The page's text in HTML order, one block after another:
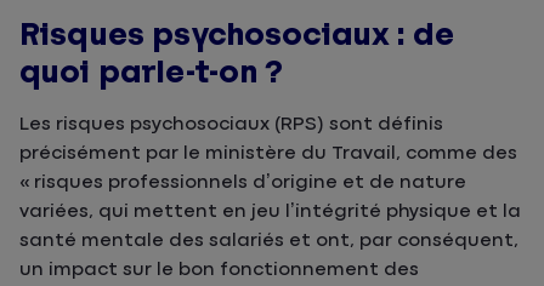
Risques psychosociaux : de
quoi parle-t-on ?
Les risques psychosociaux (RPS) sont définis
précisément par le ministère du Travail, comme des
« risques professionnels d’origine et de nature
variées, qui mettent en jeu l’intégrité physique et la
santé mentale des salariés et ont, par conséquent,
un impact sur le bon fonctionnement des